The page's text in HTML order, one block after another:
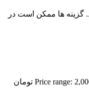
گزینه ها ممکن است در
Price range: 2,000,000 تومان